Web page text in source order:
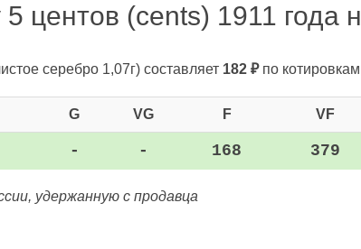
центов (cents) 1911 года
серебро 1,07г) составляет 182 ₽по
G VG F VF
- - 168 379
удержанную с продавца